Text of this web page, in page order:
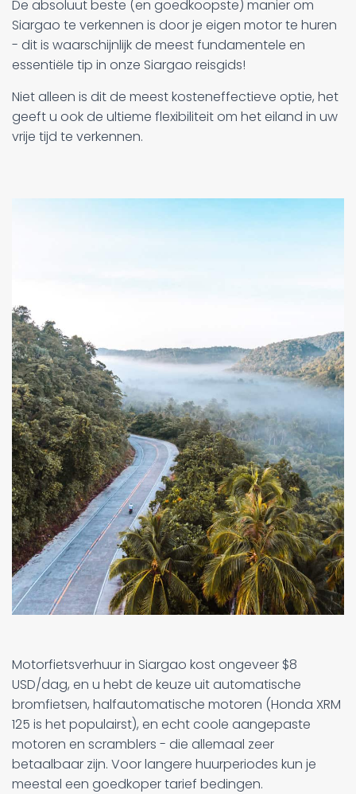
De absoluut beste (en goedkoopste) manier om
Siargao te verkennen is door je eigen motor te huren
- dit is waarschijnlijk de meest fundamentele en
essentiële tip in onze Siargao reisgids!
Niet alleen is dit de meest kosteneffectieve optie, het
geeft u ook de ultieme flexibiliteit om het eiland in uw
vrije tijd te verkennen.
Motorfietsverhuur in Siargao kost ongeveer $8
USD/dag, en u hebt de keuze uit automatische
bromfietsen, halfautomatische motoren (Honda XRM
125 is het populairst), en echt coole aangepaste
motoren en scramblers - die allemaal zeer
betaalbaar zijn. Voor langere huurperiodes kun je
meestal een goedkoper tarief bedingen.